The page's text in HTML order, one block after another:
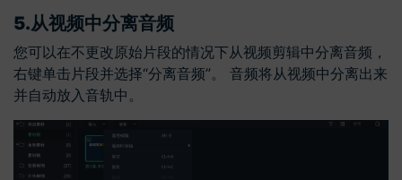
5.从视频中分离音频
您可以在不更改原始片段的情况下从视频剪辑中分离音频，
右键单击片段并选择“分离音频”。 音频将从视频中分离出来
并自动放入音轨中。